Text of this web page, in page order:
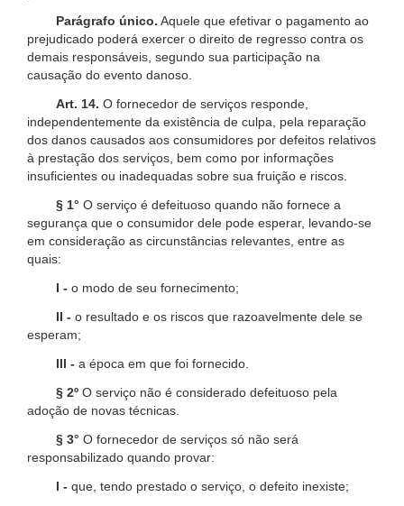
Parágrafo único. Aquele que efetivar o pagamento ao
prejudicado poderá exercer o direito de regresso contra os
demais responsáveis, segundo sua participação na
causação do evento danoso.
Art. 14. O fornecedor de serviços responde,
independentemente da existência de culpa, pela reparação
dos danos causados aos consumidores por defeitos relativos
à prestação dos serviços, bem como por informações
insuficientes ou inadequadas sobre sua fruição e riscos.
§ 1° O serviço é defeituoso quando não fornece a
segurança que o consumidor dele pode esperar, levando-se
em consideração as circunstâncias relevantes, entre as
quais:
I - o modo de seu fornecimento;
II - o resultado e os riscos que razoavelmente dele se
esperam;
III - a época em que foi fornecido.
§ 2º O serviço não é considerado defeituoso pela
adoção de novas técnicas.
§ 3° O fornecedor de serviços só não será
responsabilizado quando provar:
I - que, tendo prestado o serviço, o defeito inexiste;